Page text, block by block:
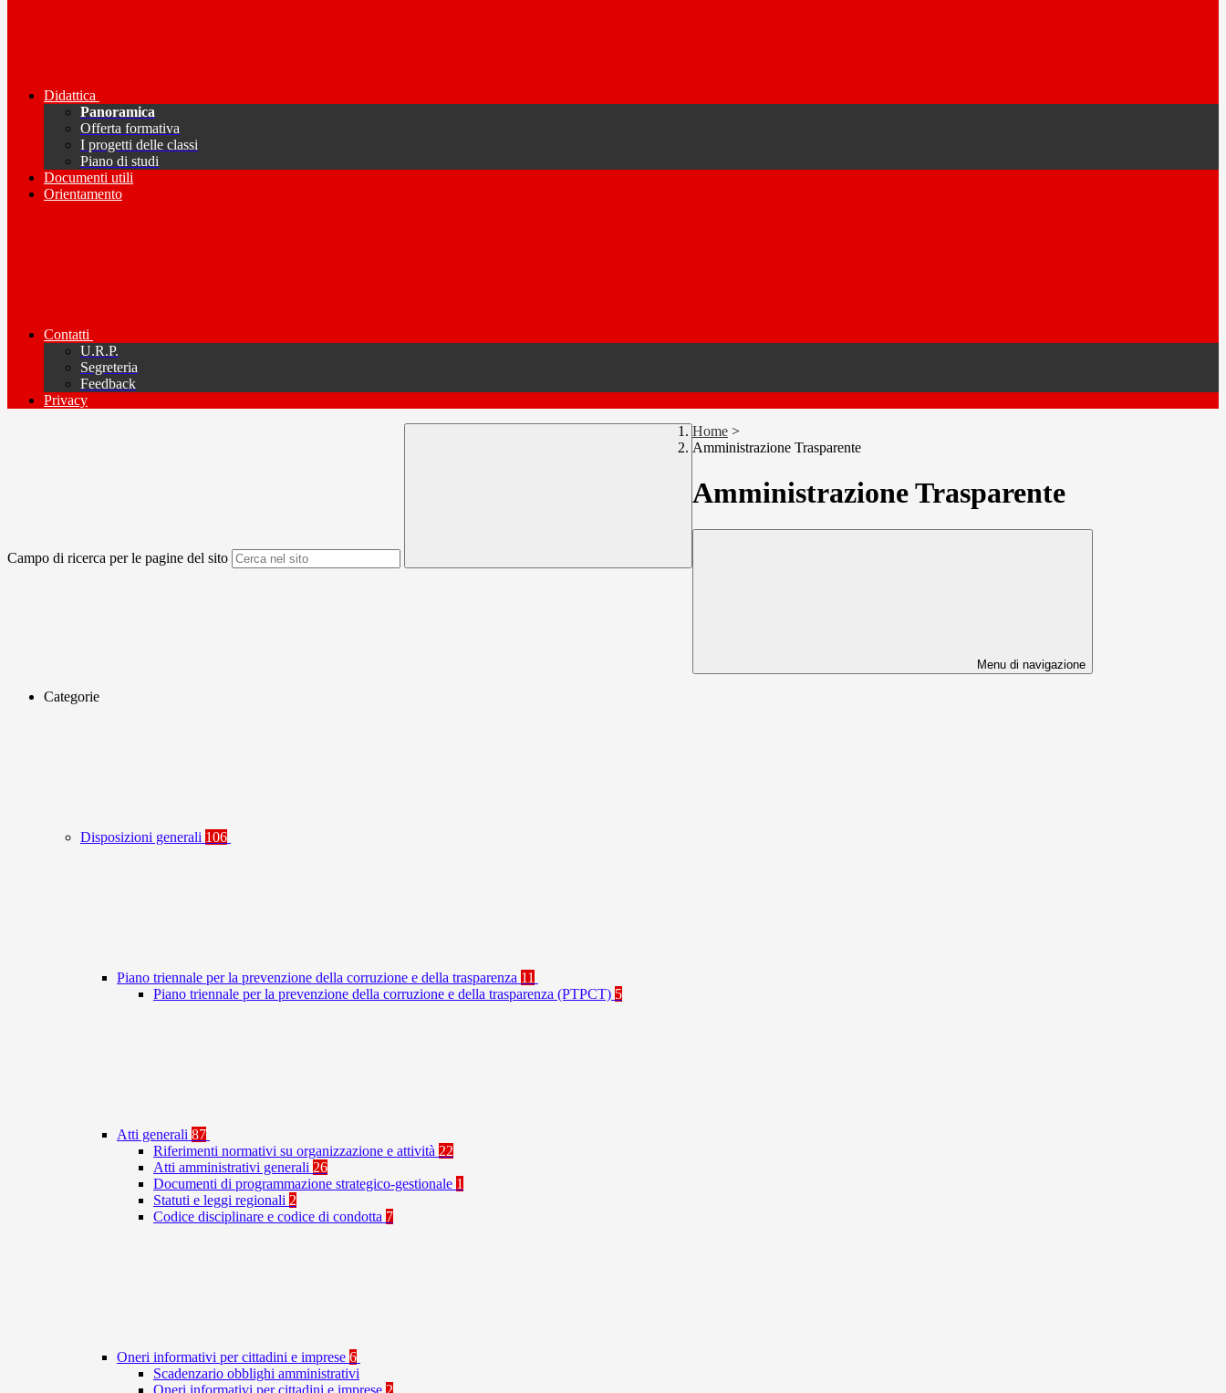
Didattica
Panoramica
Offerta formativa
I progetti delle classi
Piano di studi
Documenti utili
Orientamento
Contatti
U.R.P.
Segreteria
Feedback
Privacy
Campo di ricerca per le pagine del sito
Home >
Amministrazione Trasparente
Amministrazione Trasparente
Menu di navigazione
Categorie
Disposizioni generali 106
Piano triennale per la prevenzione della corruzione e della trasparenza 11
Piano triennale per la prevenzione della corruzione e della trasparenza (PTPCT) 5
Atti generali 87
Riferimenti normativi su organizzazione e attività 22
Atti amministrativi generali 26
Documenti di programmazione strategico-gestionale 1
Statuti e leggi regionali 2
Codice disciplinare e codice di condotta 7
Oneri informativi per cittadini e imprese 6
Scadenzario obblighi amministrativi